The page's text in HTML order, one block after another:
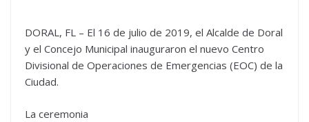
DORAL, FL – El 16 de julio de 2019, el Alcalde de Doral
y el Concejo Municipal inauguraron el nuevo Centro
Divisional de Operaciones de Emergencias (EOC) de la
Ciudad.
La ceremonia